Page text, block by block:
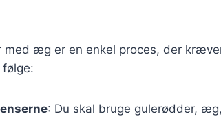
med æg er en enkel proces, der
: Du skal bruge gulerødder,